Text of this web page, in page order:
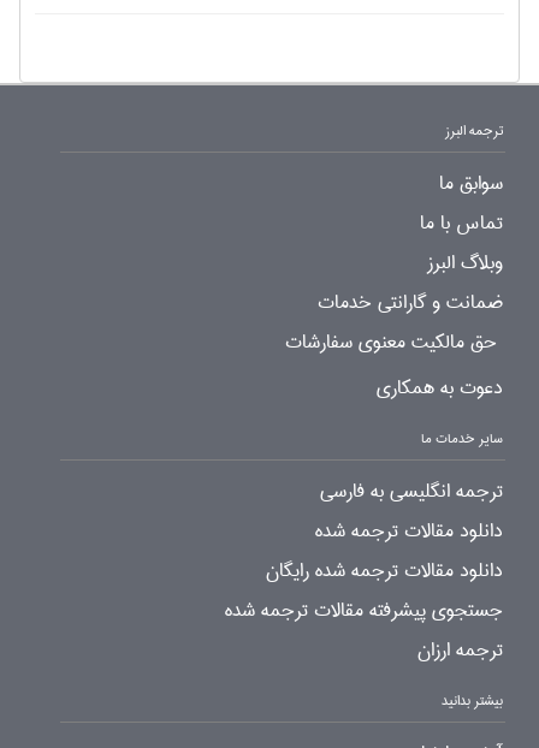
ترجمه البرز
سوابق ما
تماس با ما
وبلاگ البرز
ضمانت و گارانتی خدمات
حق مالکیت معنوی سفارشات
دعوت به همکاری
سایر خدمات ما
ترجمه انگلیسی به فارسی
دانلود مقالات ترجمه شده
دانلود مقالات ترجمه شده رایگان
جستجوی پیشرفته مقالات ترجمه شده
ترجمه ارزان
بیشتر بدانید